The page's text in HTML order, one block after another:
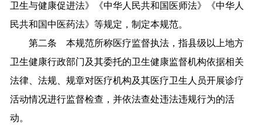
卫生与健康促进法》《中华人民共和国医师法》《中华人
民共和国中医药法》等规定，制定本规范。
第二条 本规范所称医疗监督执法，指县级以上地方
卫生健康行政部门及其委托的卫生健康监督机构依据相关
法律、法规、规章对医疗机构及其医疗卫生人员开展诊疗
活动情况进行监督检查，并依法查处违法违规行为的活
动。